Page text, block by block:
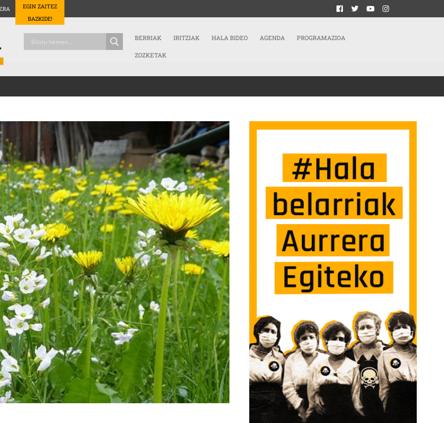
EGIN ZAITEZ
BAZKIDE!
BERRIAK IRITZIAK HALA BIDEO AGENDA PROGRAMAZIOA
ZOZKETAK